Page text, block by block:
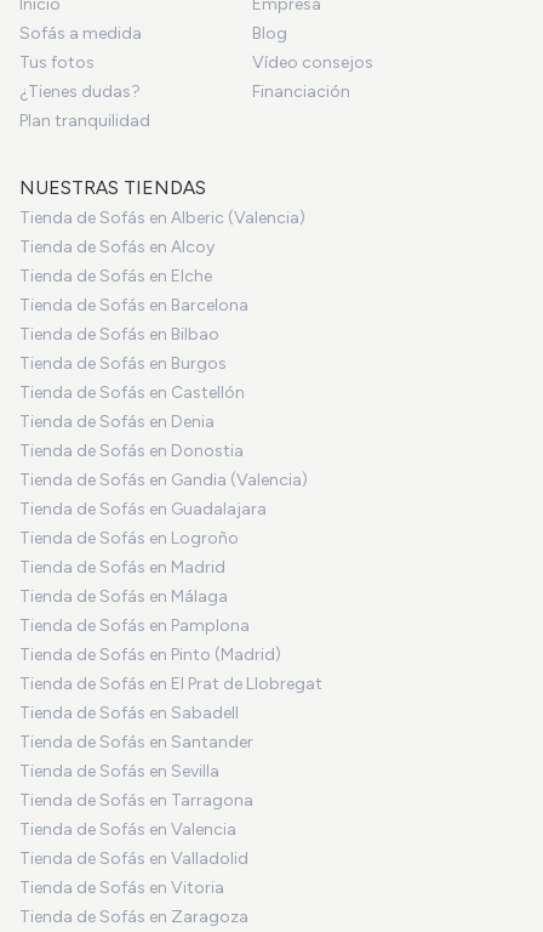
Sofás a medida
Blog
Tus fotos
Vídeo consejos
¿Tienes dudas?
Financiación
Plan tranquilidad
NUESTRAS TIENDAS
Tienda de Sofás en Alberic (Valencia)
Tienda de Sofás en Alcoy
Tienda de Sofás en Elche
Tienda de Sofás en Barcelona
Tienda de Sofás en Bilbao
Tienda de Sofás en Burgos
Tienda de Sofás en Castellón
Tienda de Sofás en Denia
Tienda de Sofás en Donostia
Tienda de Sofás en Gandia (Valencia)
Tienda de Sofás en Guadalajara
Tienda de Sofás en Logroño
Tienda de Sofás en Madrid
Tienda de Sofás en Málaga
Tienda de Sofás en Pamplona
Tienda de Sofás en Pinto (Madrid)
Tienda de Sofás en El Prat de Llobregat
Tienda de Sofás en Sabadell
Tienda de Sofás en Santander
Tienda de Sofás en Sevilla
Tienda de Sofás en Tarragona
Tienda de Sofás en Valencia
Tienda de Sofás en Valladolid
Tienda de Sofás en Vitoria
Tienda de Sofás en Zaragoza